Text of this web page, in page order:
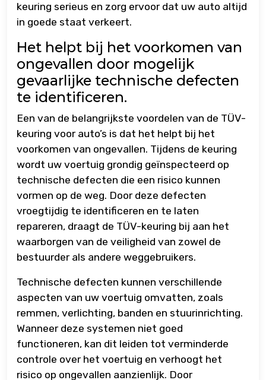
keuring serieus en zorg ervoor dat uw auto altijd
in goede staat verkeert.
Het helpt bij het voorkomen van
ongevallen door mogelijk
gevaarlijke technische defecten
te identificeren.
Een van de belangrijkste voordelen van de TÜV-
keuring voor auto’s is dat het helpt bij het
voorkomen van ongevallen. Tijdens de keuring
wordt uw voertuig grondig geïnspecteerd op
technische defecten die een risico kunnen
vormen op de weg. Door deze defecten
vroegtijdig te identificeren en te laten
repareren, draagt de TÜV-keuring bij aan het
waarborgen van de veiligheid van zowel de
bestuurder als andere weggebruikers.
Technische defecten kunnen verschillende
aspecten van uw voertuig omvatten, zoals
remmen, verlichting, banden en stuurinrichting.
Wanneer deze systemen niet goed
functioneren, kan dit leiden tot verminderde
controle over het voertuig en verhoogt het
risico op ongevallen aanzienlijk. Door